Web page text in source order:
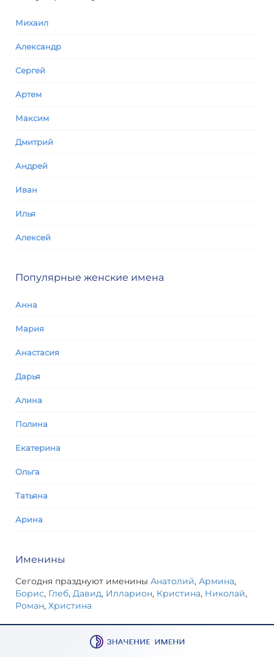
Михаил
Александр
Сергей
Артем
Максим
Дмитрий
Андрей
Иван
Илья
Алексей
Популярные женские имена
Анна
Мария
Анастасия
Дарья
Алина
Полина
Екатерина
Ольга
Татьяна
Арина
Именины
Сегодня празднуют именины Анатолий, Армина,
Борис, Глеб, Давид, Илларион, Кристина, Николай,
Роман, Христина